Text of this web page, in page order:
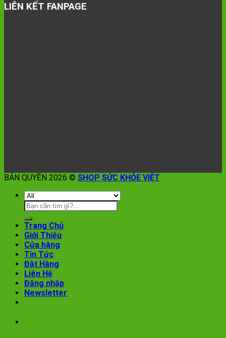
LIÊN KẾT FANPAGE
BẢN QUYỀN 2026 © SHOP SỨC KHỎE VIỆT
Trang Chủ
Giới Thiệu
Cửa hàng
Tin Tức
Đặt Hàng
Liên Hệ
Đăng nhập
Newsletter